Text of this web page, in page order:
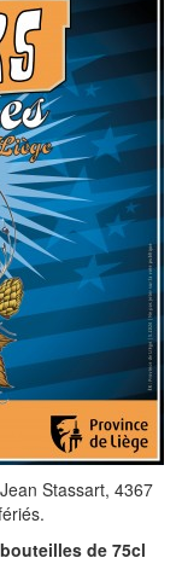
Stassart, 4367
de 75cl